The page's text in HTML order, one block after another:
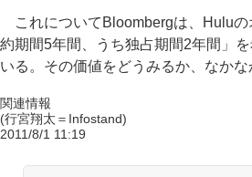
これについてBloombergは、Huluの
約期間5年間、うち独占期間2年間」
いる。その価値をどうみるか、なかな
関連情報
(行宮翔太＝Infostand)
2011/8/1 11:19